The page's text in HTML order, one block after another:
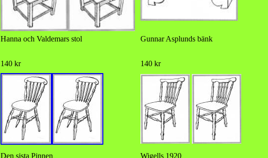
Hanna och Valdemars stol Gunnar Asplunds bänk
140 kr 140 kr
Den sista Pinnen Wigells 1920